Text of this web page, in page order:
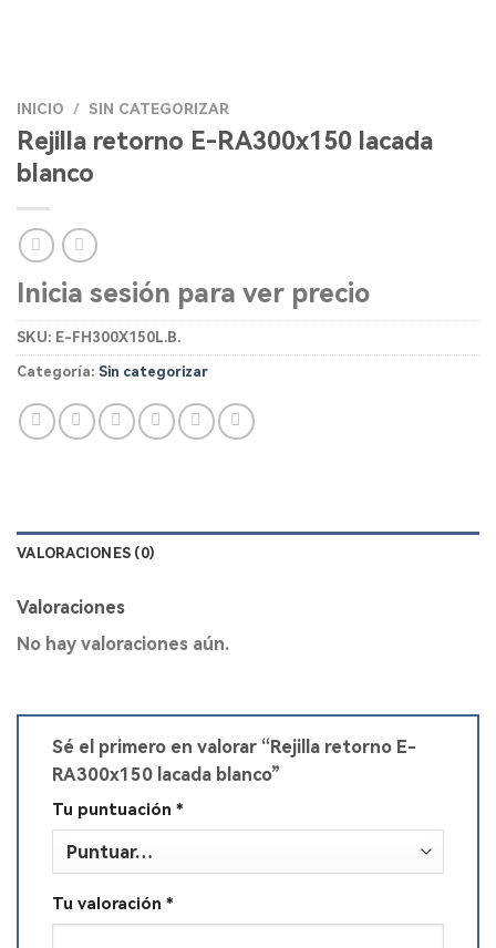
INICIO / SIN CATEGORIZAR
Rejilla retorno E-RA300x150 lacada
blanco
Inicia sesión para ver precio
SKU: E-FH300X150L.B.
Categoría: Sin categorizar
VALORACIONES (0)
Valoraciones
No hay valoraciones aún.
Sé el primero en valorar “Rejilla retorno E-
RA300x150 lacada blanco”
Tu puntuación *
Tu valoración *